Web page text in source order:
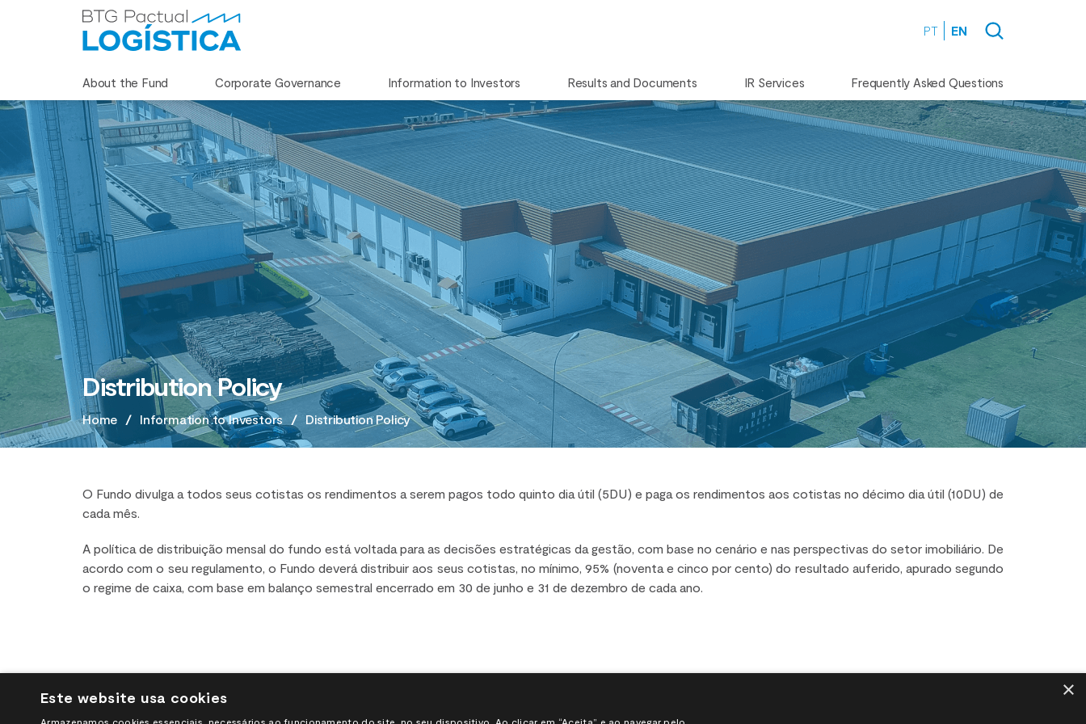
EN
PT
About the Fund Corporate Governance Information to Investors Results and Documents IR Services Frequently Asked Questions
Distribution Policy
Home / Information to Investors / Distribution Policy
O Fundo divulga a todos seus cotistas os rendimentos a serem pagos todo quinto dia útil (5DU) e paga os rendimentos aos cotistas no décimo dia útil (10DU) de
cada mês.
A política de distribuição mensal do fundo está voltada para as decisões estratégicas da gestão, com base no cenário e nas perspectivas do setor imobiliário. De
acordo com o seu regulamento, o Fundo deverá distribuir aos seus cotistas, no mínimo, 95% (noventa e cinco por cento) do resultado auferido, apurado segundo
o regime de caixa, com base em balanço semestral encerrado em 30 de junho e 31 de dezembro de cada ano.
×
Este website usa cookies
Armazenamos cookies essenciais, necessários ao funcionamento do site, no seu dispositivo. Ao clicar em “Aceita” e ao navegar pelo